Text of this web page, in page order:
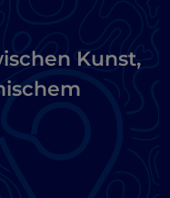
Kunst,